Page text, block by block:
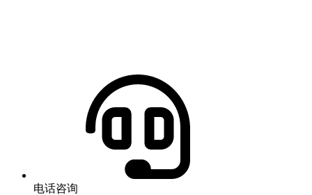
电话咨询